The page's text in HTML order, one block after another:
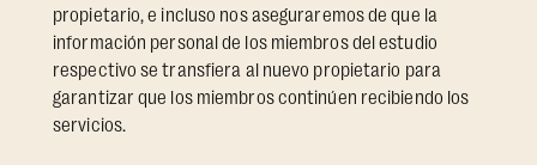
propietario, e incluso nos aseguraremos de que la
información personal de los miembros del estudio
respectivo se transfiera al nuevo propietario para
garantizar que los miembros continúen recibiendo los
servicios.